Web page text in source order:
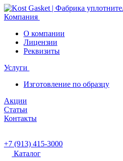
Компания
О компании
Лицензии
Реквизиты
Услуги
Изготовление по образцу
Акции
Статьи
Контакты
+7 (913) 415-3000
Каталог